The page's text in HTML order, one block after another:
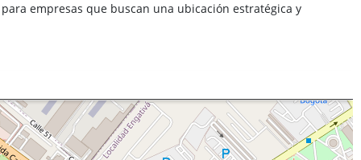
empresas que buscan una ubicación estratégica y